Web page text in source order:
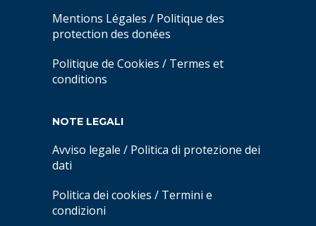
Mentions Légales / Politique des
protection des donées
Politique de Cookies / Termes et
conditions
NOTE LEGALI
Avviso legale / Politica di protezione dei
dati
Politica dei cookies / Termini e
condizioni